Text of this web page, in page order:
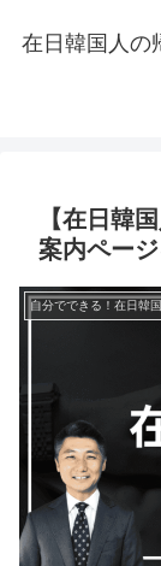
在日韓国人の
【在日韓
案内ペー
自分でできる！在日韓